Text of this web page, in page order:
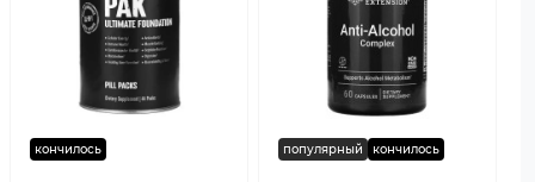
кончилось популярный кончилось